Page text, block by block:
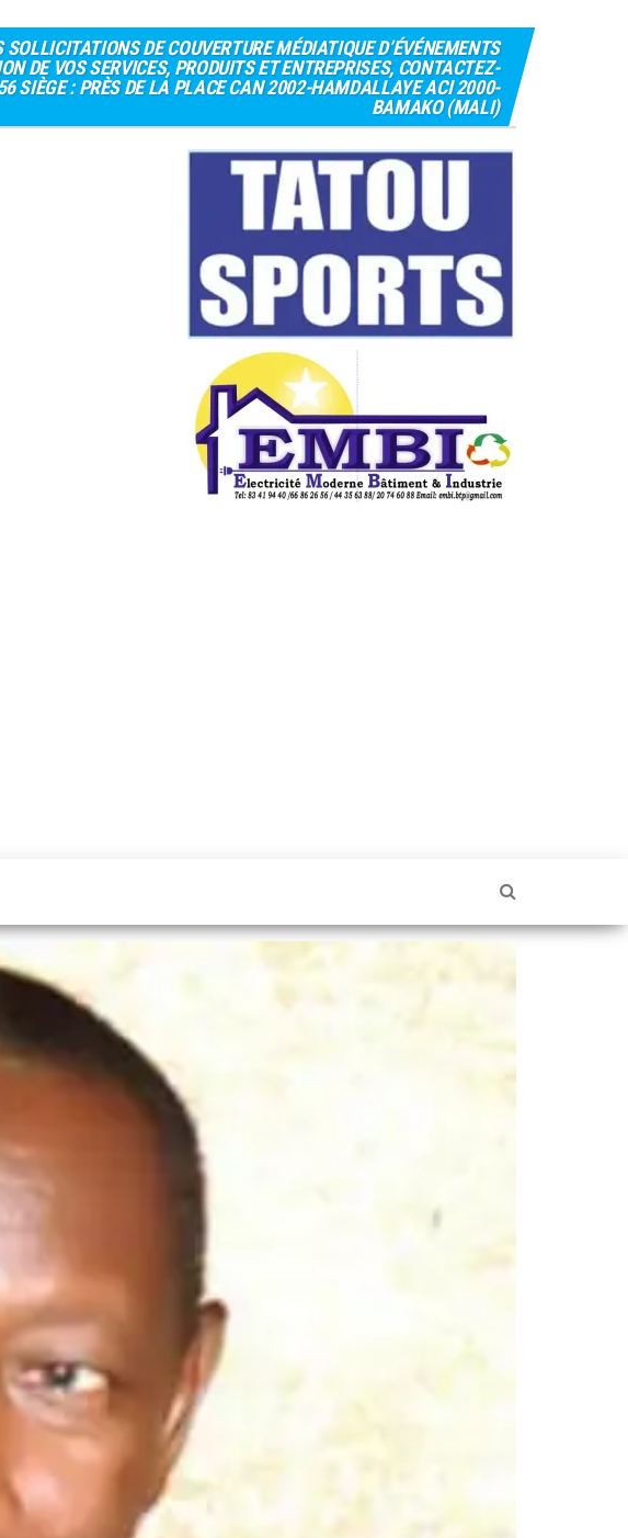
DE COUVERTURE MÉDIATIQUE D’ÉVÉNEMENTS
DE VOS SERVICES, PRODUITS ET ENTREPRISES, CONTACTEZ-
SIÈGE : PRÈS DE LA PLACE CAN 2002-HAMDALLAYE ACI 2000-
BAMAKO (MALI)